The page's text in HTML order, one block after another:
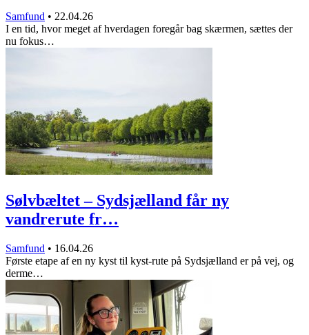
Samfund • 22.04.26
I en tid, hvor meget af hverdagen foregår bag skærmen, sættes der
nu fokus…
Sølvbæltet – Sydsjælland får ny
vandrerute fr…
Samfund • 16.04.26
Første etape af en ny kyst til kyst-rute på Sydsjælland er på vej, og
derme…